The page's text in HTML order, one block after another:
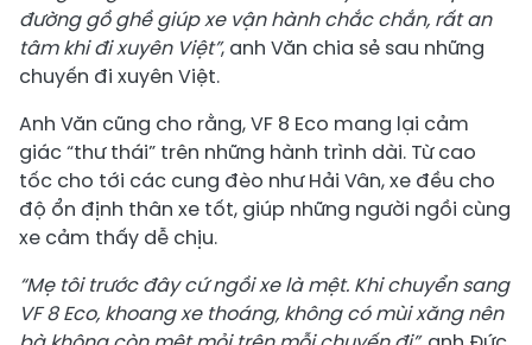
đường gồ ghềgiúp xe vận hành chắc chắn, rất an
tâm khi đi xuyên Việt”, anh Văn chia sẻ sau những
chuyến đi xuyên Việt.
Anh Văn cũng cho rằng, VF 8 Eco mang lại cảm
giác “thư thái” trên những hành trình dài. Từ cao
tốc cho tới các cung đèo như Hải Vân, xe đều cho
độ ổn định thân xe tốt, giúp những người ngồi cùng
xe cảm thấy dễ chịu.
“Mẹ tôi trước đây cứ ngồi xe là mệt. Khi chuyển sang
VF 8 Eco, khoang xe thoáng, không có mùi xăng nên